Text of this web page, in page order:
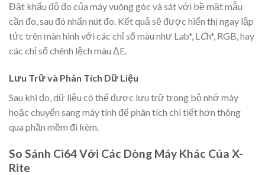
Đặt khẩu độ đo của máy vuông góc và sát với bề mặt mẫu
cần đo, sau đó nhấn nút đo. Kết quả sẽ được hiển thị ngay lập
tức trên màn hình với các chỉ số màu như Lab*, LCh*, RGB, hay
các chỉ số chênh lệch màu ΔE.
Lưu Trữ và Phân Tích Dữ Liệu
Sau khi đo, dữ liệu có thể được lưu trữ trong bộ nhớ máy
hoặc chuyển sang máy tính để phân tích chi tiết hơn thông
qua phần mềm đi kèm.
So Sánh Ci64 Với Các Dòng Máy Khác Của X-
Rite